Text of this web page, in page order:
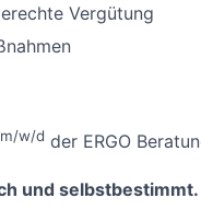
Vergütung
m/w/d der ERGO
und selbstbestimmt.